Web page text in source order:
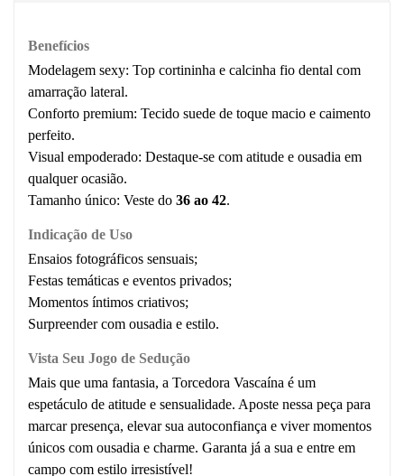
Benefícios
Modelagem sexy: Top cortininha e calcinha fio dental com
amarração lateral.
Conforto premium: Tecido suede de toque macio e caimento
perfeito.
Visual empoderado: Destaque-se com atitude e ousadia em
qualquer ocasião.
Tamanho único: Veste do 36 ao 42.
Indicação de Uso
Ensaios fotográficos sensuais;
Festas temáticas e eventos privados;
Momentos íntimos criativos;
Surpreender com ousadia e estilo.
Vista Seu Jogo de Sedução
Mais que uma fantasia, a Torcedora Vascaína é um
espetáculo de atitude e sensualidade. Aposte nessa peça para
marcar presença, elevar sua autoconfiança e viver momentos
únicos com ousadia e charme. Garanta já a sua e entre em
campo com estilo irresistível!